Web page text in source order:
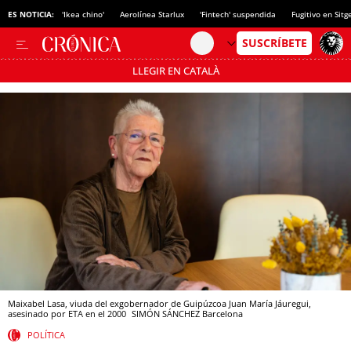
ES NOTICIA: 'Ikea chino' Aerolínea Starlux 'Fintech' suspendida Fugitivo en
LLEGIR EN CATALÀ
Pásate al MODO AHORRO
Maixabel Lasa, viuda del exgobernador de Guipúzcoa Juan María Jáuregui,
asesinado por ETA en el 2000 SIMÓN SÁNCHEZ Barcelona
POLÍTICA